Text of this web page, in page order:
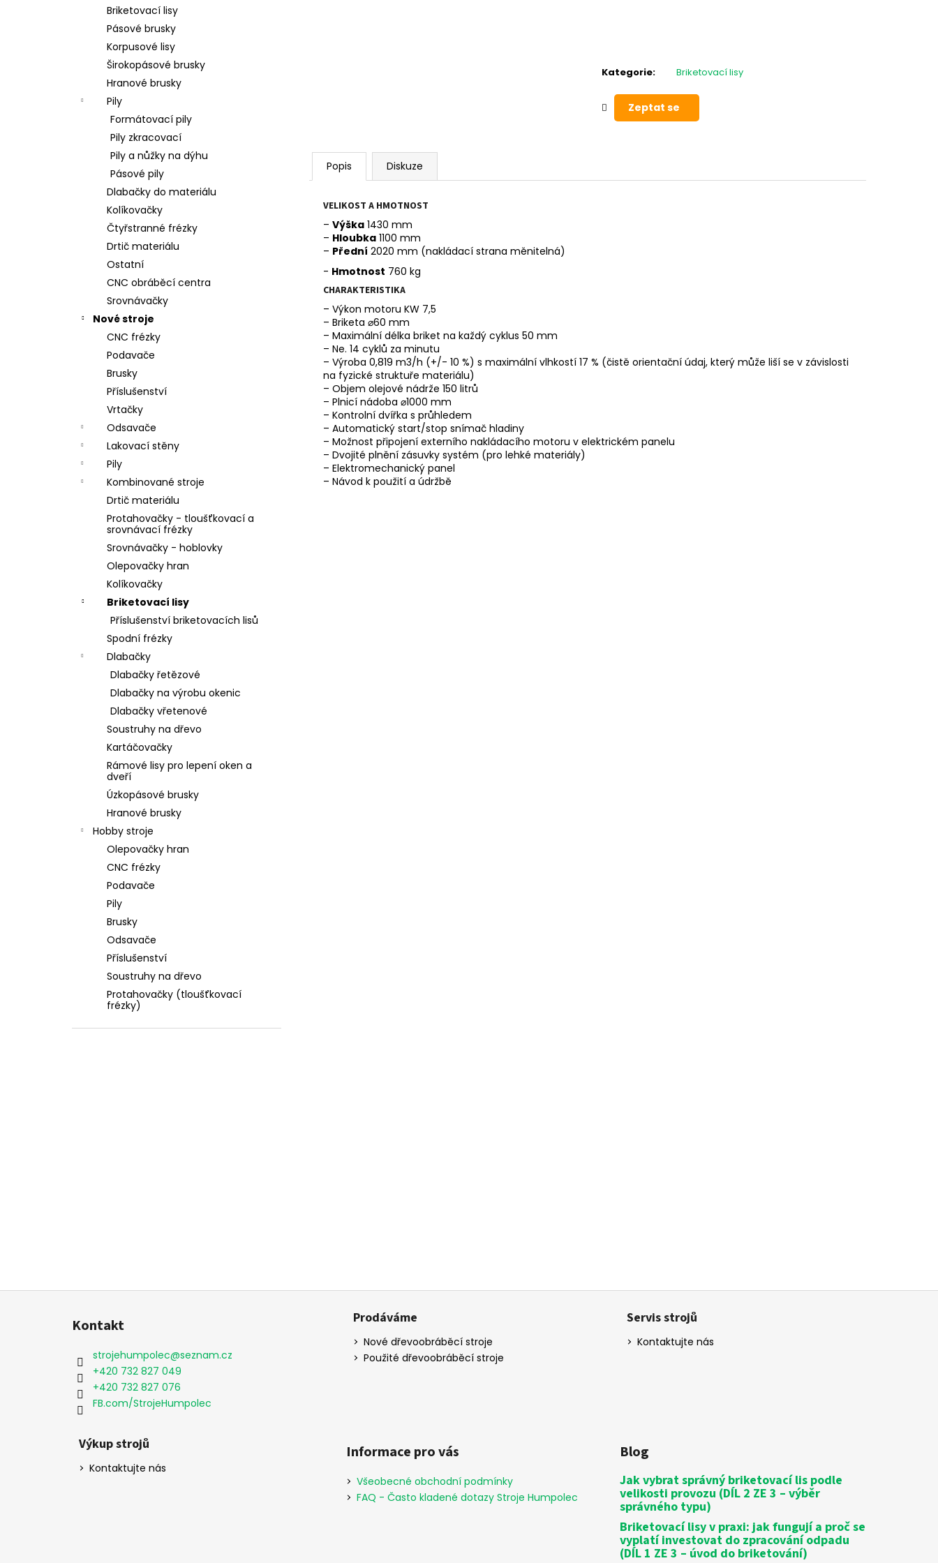
Briketovací lisy
Pásové brusky
Korpusové lisy
Širokopásové brusky
Hranové brusky
Pily
Formátovací pily
Pily zkracovací
Pily a nůžky na dýhu
Pásové pily
Dlabačky do materiálu
Kolíkovačky
Čtyřstranné frézky
Drtič materiálu
Ostatní
CNC obráběcí centra
Srovnávačky
Nové stroje
CNC frézky
Podavače
Brusky
Příslušenství
Vrtačky
Odsavače
Lakovací stěny
Pily
Kombinované stroje
Drtič materiálu
Protahovačky - tloušťkovací a
srovnávací frézky
Srovnávačky - hoblovky
Olepovačky hran
Kolíkovačky
Briketovací lisy
Příslušenství briketovacích lisů
Spodní frézky
Dlabačky
Dlabačky řetězové
Dlabačky na výrobu okenic
Dlabačky vřetenové
Soustruhy na dřevo
Kartáčovačky
Rámové lisy pro lepení oken a
dveří
Úzkopásové brusky
Hranové brusky
Hobby stroje
Olepovačky hran
CNC frézky
Podavače
Pily
Brusky
Odsavače
Příslušenství
Soustruhy na dřevo
Protahovačky (tloušťkovací
frézky)
Kategorie: Briketovací lisy
Zeptat se
Popis Diskuze
VELIKOST A HMOTNOST
– Výška 1430 mm
– Hloubka 1100 mm
– Přední 2020 mm (nakládací strana měnitelná)
- Hmotnost 760 kg
CHARAKTERISTIKA
– Výkon motoru KW 7,5
– Briketa ⌀60 mm
– Maximální délka briket na každý cyklus 50 mm
– Ne. 14 cyklů za minutu
– Výroba 0,819 m3/h (+/- 10 %) s maximální vlhkostí 17 % (čistě orientační údaj, který může liší se v závislosti
na fyzické struktuře materiálu)
– Objem olejové nádrže 150 litrů
– Plnicí nádoba ⌀1000 mm
– Kontrolní dvířka s průhledem
– Automatický start/stop snímač hladiny
– Možnost připojení externího nakládacího motoru v elektrickém panelu
– Dvojité plnění zásuvky systém (pro lehké materiály)
– Elektromechanický panel
– Návod k použití a údržbě
Z
Kontakt
strojehumpolec@seznam.cz
+420 732 827 049
+420 732 827 076
FB.com/StrojeHumpolec
Prodáváme
Nové dřevoobráběcí stroje
Použité dřevoobráběcí stroje
Servis strojů
Kontaktujte nás
Výkup strojů
Kontaktujte nás
Informace pro vás
Všeobecné obchodní podmínky
FAQ - Často kladené dotazy Stroje Humpolec
Blog
Jak vybrat správný briketovací lis podle
velikosti provozu (DÍL 2 ZE 3 – výběr
správného typu)
Briketovací lisy v praxi: jak fungují a proč se
vyplatí investovat do zpracování odpadu
(DÍL 1 ZE 3 – úvod do briketování)